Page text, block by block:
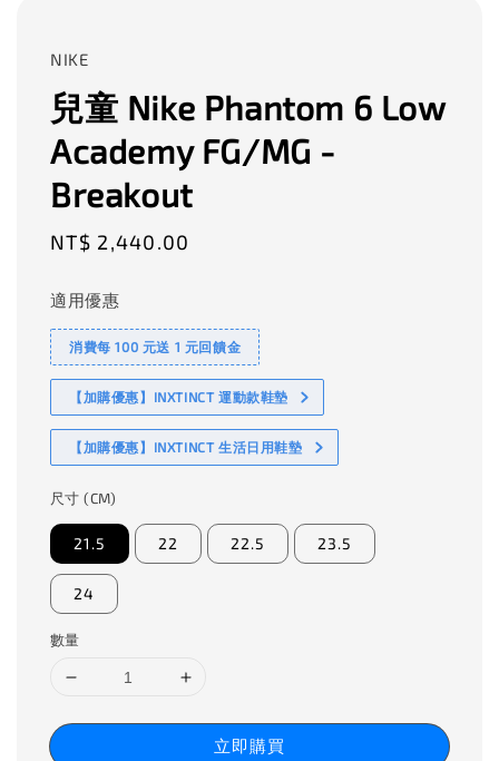
NIKE
兒童 Nike Phantom 6 Low
Academy FG/MG -
Breakout
Regular
NT$ 2,440.00
適用優惠
消費每 100 元送 1 元回饋金
【加購優惠】INXTINCT 運動款鞋墊
【加購優惠】INXTINCT 生活日用鞋墊
尺寸 (CM)
21.5 22 22.5 23.5
24
數量
立即購買